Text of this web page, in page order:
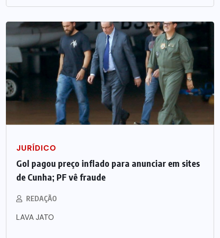
JURÍDICO
Gol pagou preço inflado para anunciar em sites
de Cunha; PF vê fraude
REDAÇÃO
LAVA JATO